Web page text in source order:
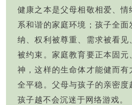
健康之本是父母相敬相爱、情
系和谐的家庭环境；孩子全
纳、权利被尊重、需求被看见
被约束。家庭教育要正本固元
神，这样的生命体才能健而有
全平稳。父母与孩子的亲密度
孩子越不会沉迷于网络游戏。